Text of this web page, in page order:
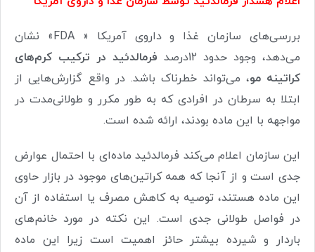
بررسی‌های سازمان غذا و داروی آمریکا « FDA» نشان
می‌دهد، وجود حدود 12درصد
فرمالدئید در ترکیب کرم‌های
کراتینه مو، می‌تواند خطرناک باشد. در واقع گزارش‌هایی از
ابتلا به سرطان در افرادی که به طور مکرر و طولانی‌مدت در
مواجهه با این ماده بودند، ارائه شده است.
این سازمان اعلام می‌کند فرمالدئید ماده‌ای با احتمال عوارض
جدی است و از آنجا که همه کراتین‌های موجود در بازار حاوی
این ماده هستند، توصیه به کاهش مصرف یا استفاده از آن
در فواصل طولانی جدی است. این نکته در مورد خانم‌های
باردار و شیرده بیشتر حائز اهمیت است زیرا این ماده